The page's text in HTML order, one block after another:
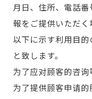
月日、住所、電話
報をご提供いただく
以下に示す利用目
と致します。
为了应对顾客的咨询
为了提供顾客申请的